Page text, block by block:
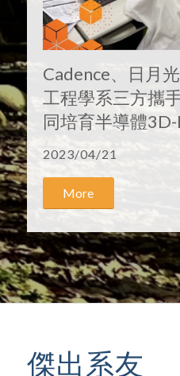
Cadence、日月
工程學系三方攜
同培育半導體
2023/04/21
More
傑出系友